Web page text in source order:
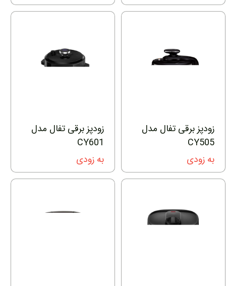
زودپز برقی تفال مدل
CY505
به زودی
زودپز برقی تفال مدل
CY601
به زودی